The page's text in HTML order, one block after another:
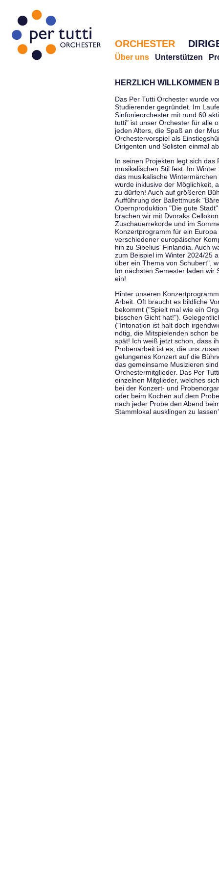
ORCHESTER
Über uns Unterstützen
HERZLICH WILLKOMMEN
Das Per Tutti Orchester wurde
Studierender gegründet. Im
Sinfonieorchester mit rund 60
tutti" ist unser Orchester für alle
jeden Alters, die Spaß an der
Orchestervorspiel als
Dirigenten und Solisten einmal
In seinen Projekten legt sich das
musikalischen Stil fest. Im
das musikalische
wurde inklusive der Möglichkeit,
zu dürfen! Auch auf größeren
Aufführung der Ballettmusik
Opernproduktion "Die gute
brachen wir mit Dvoraks
Zuschauerrekorde und im
Konzertprogramm für ein
verschiedener europäischer
hin zu Sibelius' Finlandia. Auch
zum Beispiel im Winter 2024/25
über ein Thema von Schubert",
Im nächsten Semester laden wir
ein!
Hinter unseren
Arbeit. Oft braucht es bildliche
bekommt ("Spielt mal wie ein
bisschen Gicht hat!").
("Intonation ist halt doch
nötig, die Mitspielenden schon
spät! Ich weiß jetzt schon, dass
Probenarbeit ist es, die uns
gelungenes Konzert auf die
das gemeinsame Musizieren
Orchestermitglieder. Das Per
einzelnen Mitglieder, welches
bei der Konzert- und
oder beim Kochen auf dem
nach jeder Probe den Abend
Stammlokal ausklingen zu